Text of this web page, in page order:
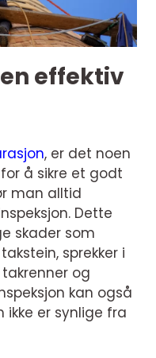
effektiv
, er det noen
å sikre et godt
man alltid
Dette
skader som
sprekker i
og
kan også
ikke er synlige fra